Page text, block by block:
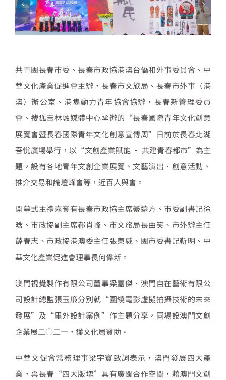
共青團長春市委、長春市政協港澳台僑和外事委員會、中
華文化產業促進會主辦，長春市文旅局、長春市外事（港
澳）辦公室、港雋動力青年協會協辦，長春新管理委員
會、搜狐吉林融媒體中心承辦的“長春國際青年文化創意
展覽會暨長春國際青年文化創意宣傳周”日前於長春北湖
吾悅廣場舉行，以“文創產業賦能 · 共建青春都市”為主
題，設有各地青年文創企業展覽、文藝演出、創意活動、
推介交易和論壇峰會等，近百人與會。
開幕式主禮嘉賓有長春市政協主席綦遠方、市委副書記徐
晗、市政協副主席郝肖峰、市文旅局長曲笑、市外辦主任
薛春志、市政協港澳委主任張東威、團市委書記靳明、中
華文化產業促進會理事長何偉新。
澳門視覺製作有限公司董事梁嘉傑、澳門自在藝術有限公
司設計總監張玉廉分別就“圍繞電影虛擬拍攝技術的未來
發展”及“里外設計案例”作主題分享，同場設澳門文創
企業展二○二一，獲文化局贊助。
中華文促會常務理事梁宇寶致詞表示，澳門發展四大產
業，與長春“四大版塊”具有廣闊合作空間，藉澳門文創